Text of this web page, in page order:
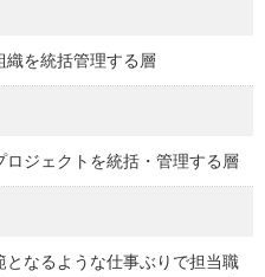
織を統括管理する層
ジェクトを統括・管理する層
なるような仕事ぶりで担当職